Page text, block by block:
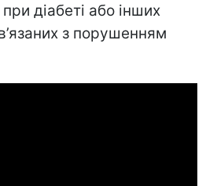
діабеті або інших
з порушенням